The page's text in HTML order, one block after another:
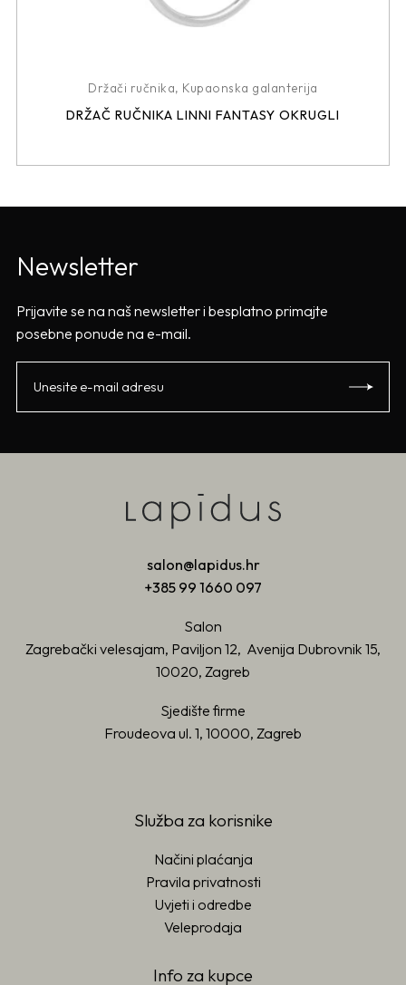
Držači ručnika, Kupaonska galanterija
DRŽAČ RUČNIKA LINNI FANTASY OKRUGLI
Newsletter
Prijavite se na naš newsletter i besplatno primajte
posebne ponude na e-mail.
salon@lapidus.hr
+385 99 1660 097
Salon
Zagrebački velesajam, Paviljon 12, Avenija Dubrovnik 15,
10020, Zagreb
Sjedište firme
Froudeova ul. 1, 10000, Zagreb
Služba za korisnike
Načini plaćanja
Pravila privatnosti
Uvjeti i odredbe
Veleprodaja
Info za kupce